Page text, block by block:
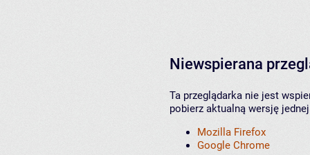
Niewspierana
Ta przeglądarka nie jest
pobierz aktualną wersję
Mozilla Firefox
Google Chrome